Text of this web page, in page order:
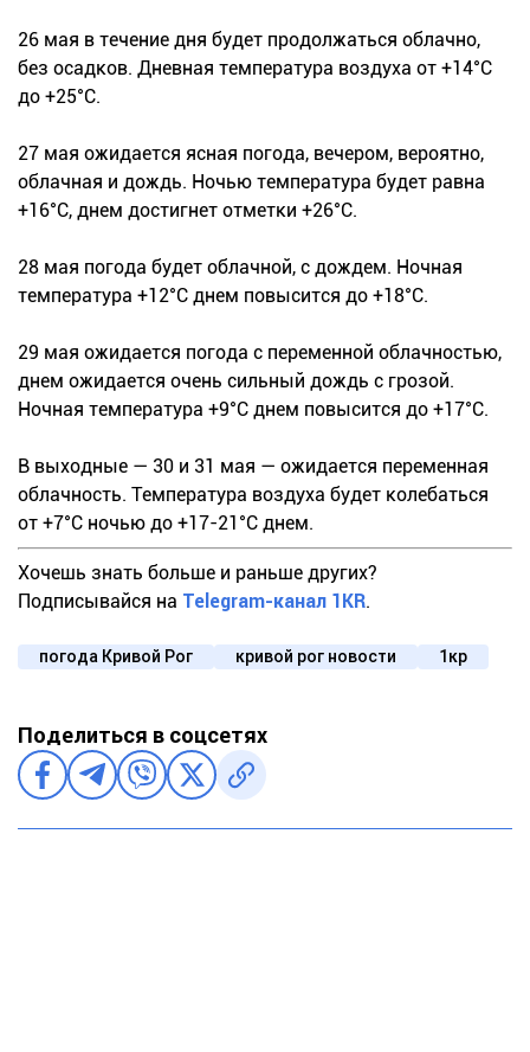
26 мая в течение дня будет продолжаться облачно,
без осадков. Дневная температура воздуха от +14°С
до +25°С.
27 мая ожидается ясная погода, вечером, вероятно,
облачная и дождь. Ночью температура будет равна
+16°С, днем достигнет отметки +26°С.
28 мая погода будет облачной, с дождем. Ночная
температура +12°С днем повысится до +18°С.
29 мая ожидается погода с переменной облачностью,
днем ожидается очень сильный дождь с грозой.
Ночная температура +9°С днем повысится до +17°С.
В выходные — 30 и 31 мая — ожидается переменная
облачность. Температура воздуха будет колебаться
от +7°С ночью до +17-21°С днем.
Хочешь знать больше и раньше других?
Подписывайся на Telegram-канал 1KR.
погода Кривой Рог кривой рог новости 1кр
Поделиться в соцсетях